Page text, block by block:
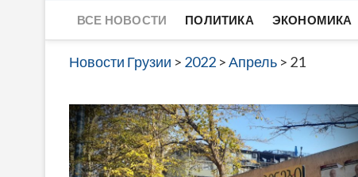
ВСЕ НОВОСТИ ПОЛИТИКА ЭКОНОМИКА
Новости Грузии > 2022 >Апрель > 21